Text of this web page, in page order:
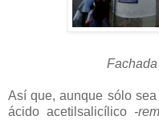
Así que, aunque sólo
ácido acetilsalicílico -